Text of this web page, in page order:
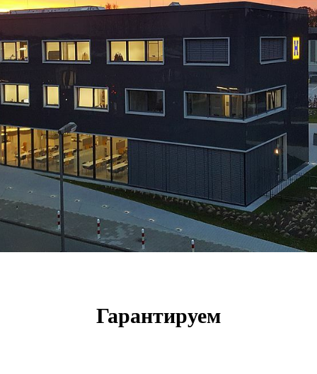
Гарантируем